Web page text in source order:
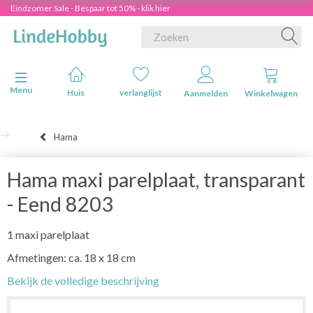
Eindzomer Sale - Bespaar tot 50% - klik hier
Navigatie in-/uitschakelen
Menu
Huis verlanglijst Aanmelden Winkelwagen
Hama
Hama maxi parelplaat, transparant
- Eend 8203
1 maxi parelplaat
Afmetingen: ca. 18 x 18 cm
Bekijk de volledige beschrijving